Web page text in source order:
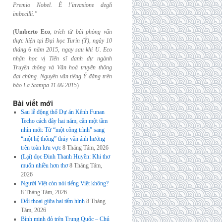
Premio Nobel. È l’invasione degli
imbecilli.”
(Umberto Eco,trích từ bài phỏng vấn
thực hiện tại Đại học Turin (Ý), ngày 10
tháng 6 năm 2015, ngay sau khi U. Eco
nhận học vị Tiến sĩ danh dự ngành
Truyền thông và Văn hoá truyền thông
đại chúng. Nguyên văn tiếng Ý đăng trên
báo La Stampa 11.06.2015)
Bài viết mới
Sau lễ động thổ Dự án Kênh Funan
Techo cách đây hai năm, cần một tầm
nhìn mới: Từ “một công trình” sang
“một hệ thống” thủy văn ảnh hưởng
trên toàn lưu vực 8 Tháng Tám, 2026
(Lại) đọc Đinh Thanh Huyền: Khi thơ
muốn nhiều hơn thơ 8 Tháng Tám,
2026
Người Việt còn nói tiếng Việt không?
8 Tháng Tám, 2026
Đối thoại giữa hai tấm hình 8 Tháng
Tám, 2026
Bình minh đỏ trên Trung Quốc – Chủ